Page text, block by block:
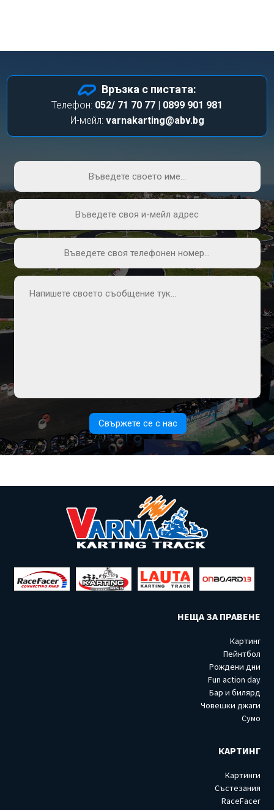
Връзка с пистата:
Телефон: 052/ 71 70 77 | 0899 901 981
И-мейл: varnakarting@abv.bg
Свържете се с нас
НЕЩА ЗА ПРАВЕНЕ
Картинг
Пейнтбол
Рождени дни
Fun action day
Бар и билярд
Човешки джаги
Сумо
КАРТИНГ
Картинги
Състезания
RaceFacer